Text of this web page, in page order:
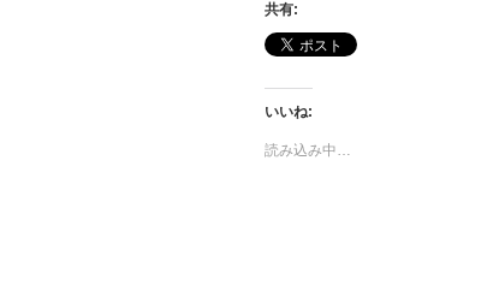
共有:
いいね:
読み込み中…